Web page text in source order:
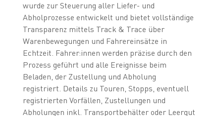
wurde zur Steuerung aller Liefer- und
Abholprozesse entwickelt und bietet vollständige
Transparenz mittels Track & Trace über
Warenbewegungen und Fahrereinsätze in
Echtzeit. Fahrer:innen werden präzise durch den
Prozess geführt und alle Ereignisse beim
Beladen, der Zustellung und Abholung
registriert. Details zu Touren, Stopps, eventuell
registrierten Vorfällen, Zustellungen und
Abholungen inkl. Transportbehälter oder Leergut